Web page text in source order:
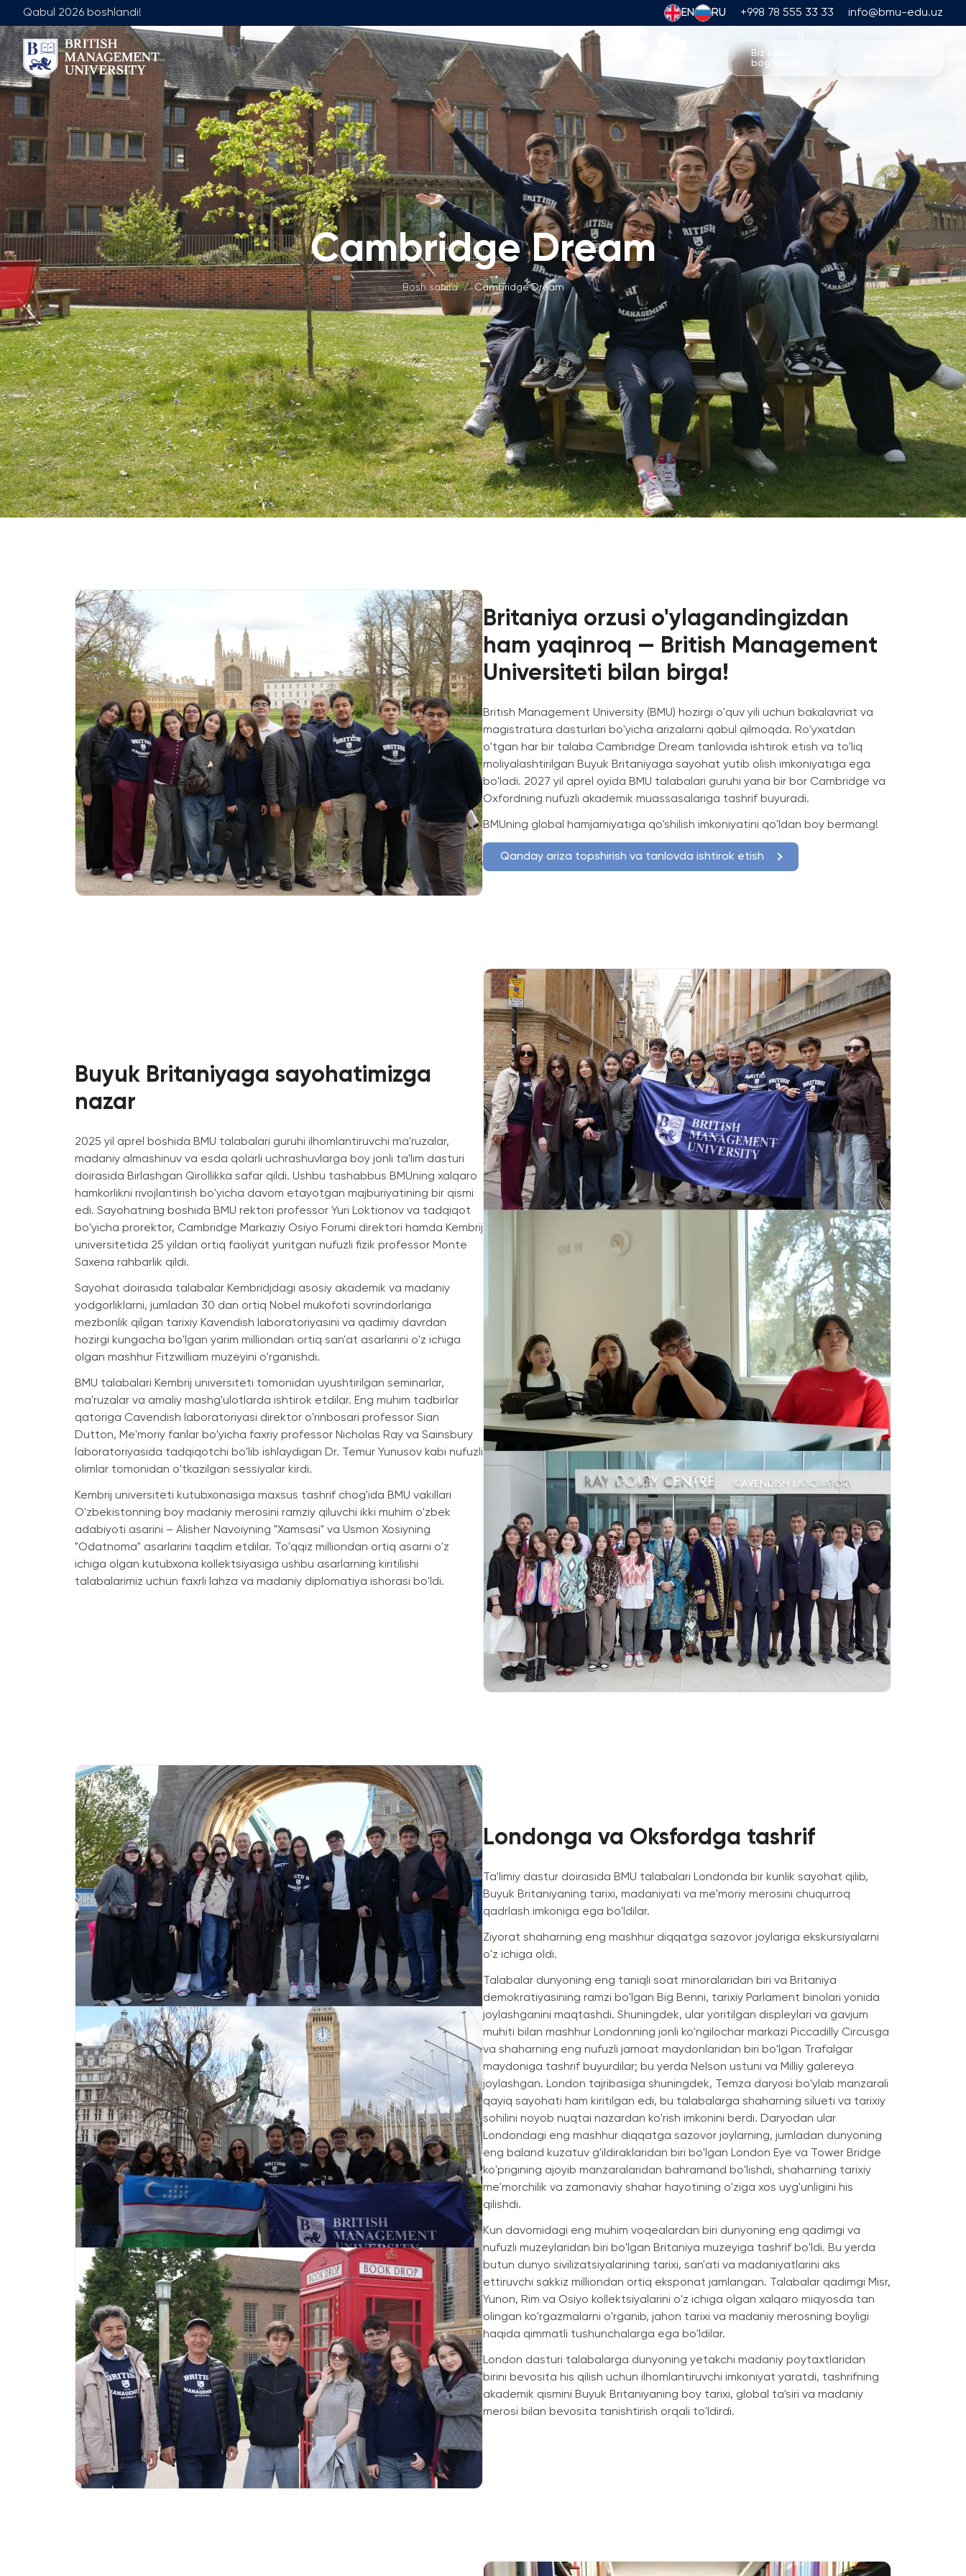
Qabul 2026 boshlandi! EN RU +998 78 555 33 33 info@bmu-edu.uz
Biz bilan
bog'lanish
Biz Haqimizda
Rektor Nutqi
Litsenziya va Diplom
Axborot Resurs Markazi
Ko'zlangan Natijalar va Maqsadlar
Sanoat Hamkorligi
Karyera Rivojlantirish Markazi
Korporativ Sektor bilan Ishlash
Professional Uyushmalarda Ishirok
Xalqaro Hamkorlik
University of Reading
Queen Margaret University
Amaliy Tadqiqotlar Markazi
Jamoa
Yetakchilik Jamoasi
Umumiy Ta'lim Fakulteti
Menejment Fakulteti
Ilmiy Maslahat Kengashi
Ish O'rinlari
Akademik Ish O'rinlari
Akademik Bo'lmagan Ish O'rinlari
O'quv Dasturlari
Foundation Dasturi
Dastur Tuzilmasi
Ariza va To'lovlar
Matematika Kirish Imtihonlari
Bakalavriat Dasturlari
Izoh
Ariza va To'lovlar
Magistratura
Ariza va To'lovlar
Tayyorlov Kurslari
Pre-Master’s Dasturi
Excel Expert va Power BI Data Analyst
imtihoniga tayyorgarlik
Sun'iy Intellekt va Biznes Informatikasi
bilan Raqamli Rahbarlik
PMI Sertifikatsiyasi
PDU Kursi
BMU Hayoti
Akademik Sayohatlar
Universitet Kampusi
Akademik Imkoniyatlar
Sport Inshootlari
Turar-joy va Ovqatlanish
Tadbirlar
Talabalar Hayoti
Students' Union
Talaba Klublari
Psixologiya va Farovonlik Bo'limi
Yangiliklar
Maqolalar
Foto Galereya
BMUga Tashrif
Cambridge Dream
Ariza topshirish va tanlovda ishtirok etish
Cambridge Dream
Bosh sahifa / Cambridge Dream
Britaniya orzusi o'ylagandingizdan
ham yaqinroq — British Management
Universiteti bilan birga!
British Management University (BMU) hozirgi o'quv yili uchun bakalavriat va
magistratura dasturlari bo'yicha arizalarni qabul qilmoqda. Ro'yxatdan
o'tgan har bir talaba Cambridge Dream tanlovida ishtirok etish va to'liq
moliyalashtirilgan Buyuk Britaniyaga sayohat yutib olish imkoniyatiga ega
bo'ladi. 2027 yil aprel oyida BMU talabalari guruhi yana bir bor Cambridge va
Oxfordning nufuzli akademik muassasalariga tashrif buyuradi.
BMUning global hamjamiyatiga qo'shilish imkoniyatini qo'ldan boy bermang!
Qanday ariza topshirish va tanlovda ishtirok etish
Buyuk Britaniyaga sayohatimizga
nazar
2025 yil aprel boshida BMU talabalari guruhi ilhomlantiruvchi ma'ruzalar,
madaniy almashinuv va esda qolarli uchrashuvlarga boy jonli ta'lim dasturi
doirasida Birlashgan Qirollikka safar qildi. Ushbu tashabbus BMUning xalqaro
hamkorlikni rivojlantirish bo'yicha davom etayotgan majburiyatining bir qismi
edi. Sayohatning boshida BMU rektori professor Yuri Loktionov va tadqiqot
bo'yicha prorektor, Cambridge Markaziy Osiyo Forumi direktori hamda Kembrij
universitetida 25 yildan ortiq faoliyat yuritgan nufuzli fizik professor Monte
Saxena rahbarlik qildi.
Sayohat doirasida talabalar Kembridjdagi asosiy akademik va madaniy
yodgorliklarni, jumladan 30 dan ortiq Nobel mukofoti sovrindorlariga
mezbonlik qilgan tarixiy Kavendish laboratoriyasini va qadimiy davrdan
hozirgi kungacha bo'lgan yarim milliondan ortiq san'at asarlarini o'z ichiga
olgan mashhur Fitzwilliam muzeyini o'rganishdi.
BMU talabalari Kembrij universiteti tomonidan uyushtirilgan seminarlar,
ma'ruzalar va amaliy mashg'ulotlarda ishtirok etdilar. Eng muhim tadbirlar
qatoriga Cavendish laboratoriyasi direktor o'rinbosari professor Sian
Dutton, Me'moriy fanlar bo'yicha faxriy professor Nicholas Ray va Sainsbury
laboratoriyasida tadqiqotchi bo'lib ishlaydigan Dr. Temur Yunusov kabi nufuzli
olimlar tomonidan o'tkazilgan sessiyalar kirdi.
Kembrij universiteti kutubxonasiga maxsus tashrif chog'ida BMU vakillari
O'zbekistonning boy madaniy merosini ramziy qiluvchi ikki muhim o'zbek
adabiyoti asarini – Alisher Navoiyning "Xamsasi" va Usmon Xosiyning
"Odatnoma" asarlarini taqdim etdilar. To'qqiz milliondan ortiq asarni o'z
ichiga olgan kutubxona kollektsiyasiga ushbu asarlarning kiritilishi
talabalarimiz uchun faxrli lahza va madaniy diplomatiya ishorasi bo'ldi.
Londonga va Oksfordga tashrif
Ta'limiy dastur doirasida BMU talabalari Londonda bir kunlik sayohat qilib,
Buyuk Britaniyaning tarixi, madaniyati va me'moriy merosini chuqurroq
qadrlash imkoniga ega bo'ldilar.
Ziyorat shaharning eng mashhur diqqatga sazovor joylariga ekskursiyalarni
o'z ichiga oldi.
Talabalar dunyoning eng taniqli soat minoralaridan biri va Britaniya
demokratiyasining ramzi bo'lgan Big Benni, tarixiy Parlament binolari yonida
joylashganini maqtashdi. Shuningdek, ular yoritilgan displeylari va gavjum
muhiti bilan mashhur Londonning jonli ko'ngilochar markazi Piccadilly Circusga
va shaharning eng nufuzli jamoat maydonlaridan biri bo'lgan Trafalgar
maydoniga tashrif buyurdilar; bu yerda Nelson ustuni va Milliy galereya
joylashgan. London tajribasiga shuningdek, Temza daryosi bo'ylab manzarali
qayiq sayohati ham kiritilgan edi, bu talabalarga shaharning silueti va tarixiy
sohilini noyob nuqtai nazardan ko'rish imkonini berdi. Daryodan ular
Londondagi eng mashhur diqqatga sazovor joylarning, jumladan dunyoning
eng baland kuzatuv g'ildiraklaridan biri bo'lgan London Eye va Tower Bridge
ko'prigining ajoyib manzaralaridan bahramand bo'lishdi, shaharning tarixiy
me'morchilik va zamonaviy shahar hayotining o'ziga xos uyg'unligini his
qilishdi.
Kun davomidagi eng muhim voqealardan biri dunyoning eng qadimgi va
nufuzli muzeylaridan biri bo'lgan Britaniya muzeyiga tashrif bo'ldi. Bu yerda
butun dunyo sivilizatsiyalarining tarixi, san'ati va madaniyatlarini aks
ettiruvchi sakkiz milliondan ortiq eksponat jamlangan. Talabalar qadimgi Misr,
Yunon, Rim va Osiyo kollektsiyalarini o'z ichiga olgan xalqaro miqyosda tan
olingan ko'rgazmalarni o'rganib, jahon tarixi va madaniy merosning boyligi
haqida qimmatli tushunchalarga ega bo'ldilar.
London dasturi talabalarga dunyoning yetakchi madaniy poytaxtlaridan
birini bevosita his qilish uchun ilhomlantiruvchi imkoniyat yaratdi, tashrifning
akademik qismini Buyuk Britaniyaning boy tarixi, global ta'siri va madaniy
merosi bilan bevosita tanishtirish orqali to'ldirdi.